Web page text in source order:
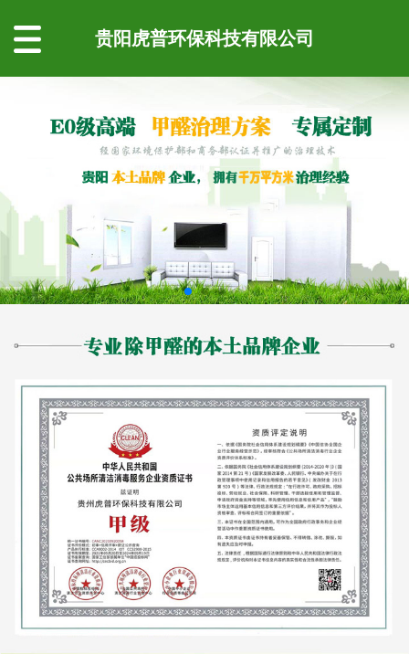
贵阳虎普环保科技有限公司